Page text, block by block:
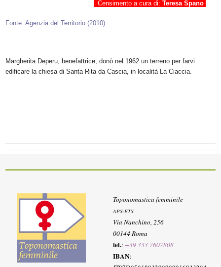
Censimento a cura di: Teresa Spano
Fonte: Agenzia del Territorio (2010)
Margherita Deperu, benefattrice, donò nel 1962 un terreno per farvi
edificare la chiesa di Santa Rita da Cascia, in località La Ciaccia.
Toponomastica femminile
APS-ETS:
Via Nanchino, 256
00144 Roma
tel.:+39 333 7607808
IBAN: